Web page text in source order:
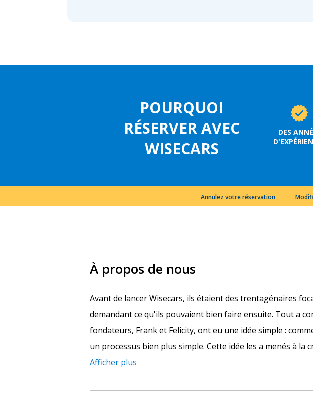
POURQUOI
RÉSERVER AVEC
WISECARS
DES
Annulez votre réservation
À propos de nous
Avant de lancer Wisecars, ils étaient des trentagénaires
demandant ce qu'ils pouvaient bien faire ensuite. Tout a
fondateurs, Frank et Felicity, ont eu une idée simple :
un processus bien plus simple. Cette idée les a menés à la
Afficher plus